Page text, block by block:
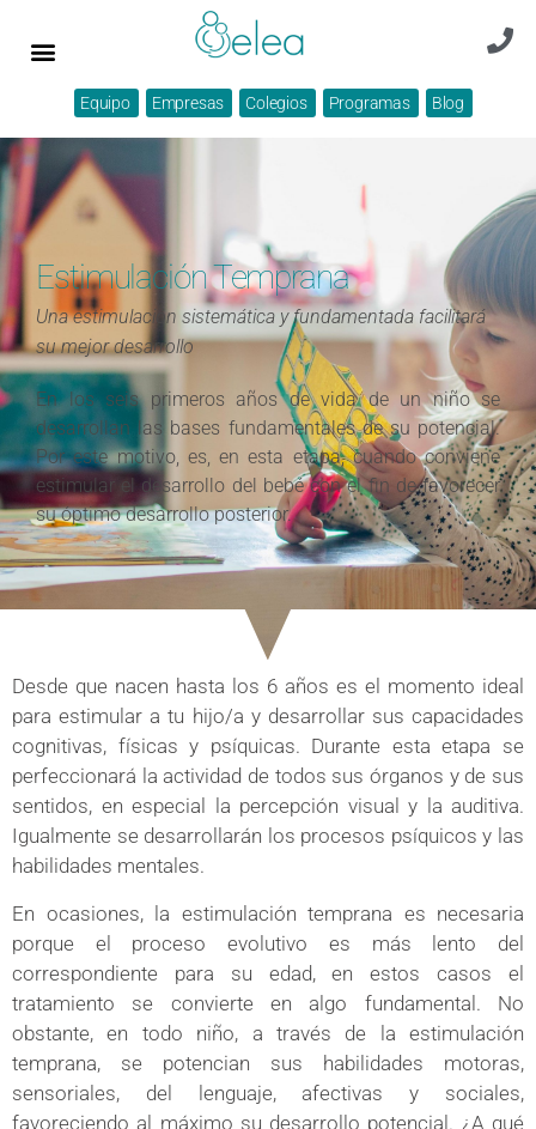
Equipo Empresas Colegios Programas Blog
Estimulación Temprana
Una estimulación sistemática y fundamentada facilitará
su mejor desarrollo
En los seis primeros años de vida de un niño se
desarrollan las bases fundamentales de su potencial.
Por este motivo, es, en esta etapa, cuando conviene
estimular el desarrollo del bebécon el fin de favorecer
su óptimo desarrollo posterior.
Desde que nacen hasta los 6 años es el momento ideal
para estimular a tu hijo/a y desarrollar sus capacidades
cognitivas, físicas y psíquicas. Durante esta etapa se
perfeccionará la actividad de todos sus órganos y de sus
sentidos, en especial la percepción visual y la auditiva.
Igualmente se desarrollarán los procesos psíquicos y las
habilidades mentales.
En ocasiones, la estimulación temprana es necesaria
porque el proceso evolutivo es más lento del
correspondiente para su edad, en estos casos el
tratamiento se convierte en algo fundamental. No
obstante, en todo niño, a través de la estimulación
temprana, se potencian sus habilidades motoras,
sensoriales, del lenguaje, afectivas y sociales,
favoreciendo al máximo su desarrollo potencial. ¿A qué